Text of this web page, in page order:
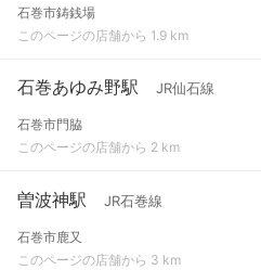
石巻市鋳銭場
このページの店舗から 1.9 km
石巻あゆみ野駅 JR仙石線
石巻市門脇
このページの店舗から 2 km
曽波神駅 JR石巻線
石巻市鹿又
このページの店舗から 3 km